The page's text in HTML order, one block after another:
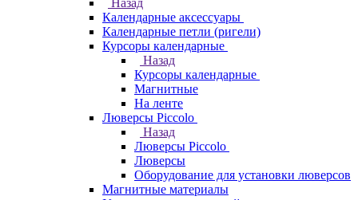
Назад
Календарные аксессуары
Календарные петли (ригели)
Курсоры календарные
Назад
Курсоры календарные
Магнитные
На ленте
Люверсы Piccolo
Назад
Люверсы Piccolo
Люверсы
Оборудование для установки люверсов
Магнитные материалы